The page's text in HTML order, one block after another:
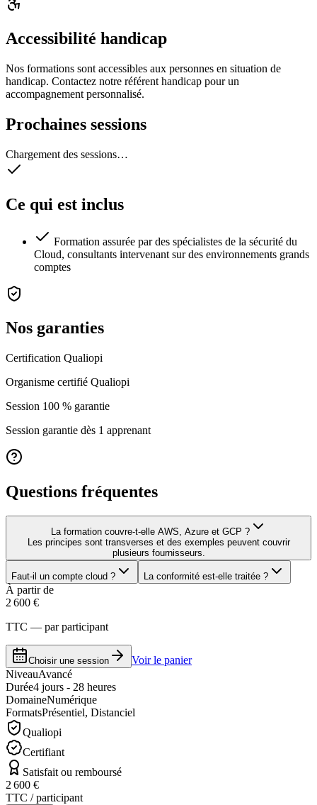
Accessibilité handicap
Nos formations sont accessibles aux personnes en situation de
handicap. Contactez notre référent handicap pour un
accompagnement personnalisé.
Prochaines sessions
Chargement des sessions…
Ce qui est inclus
Formation assurée par des spécialistes de la sécurité du
Cloud, consultants intervenant sur des environnements grands
comptes
Nos garanties
Certification Qualiopi
Organisme certifié Qualiopi
Session 100 % garantie
Session garantie dès 1 apprenant
Questions fréquentes
La formation couvre-t-elle AWS, Azure et GCP ?
Les principes sont transverses et des exemples peuvent couvrir
plusieurs fournisseurs.
Faut-il un compte cloud ? La conformité est-elle traitée ?
À partir de
2 600 €
TTC — par participant
Choisir une session
Voir le panier
NiveauAvancé
Durée4 jours - 28 heures
DomaineNumérique
FormatsPrésentiel, Distanciel
Qualiopi
Certifiant
Satisfait ou remboursé
2 600 €
TTC / participant